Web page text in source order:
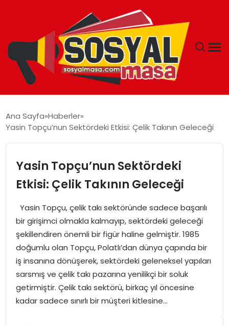
EKONOMI
GÜNCEL
TEKNOLOJI
SPOR
GÜNDEM
MAGAZIN
Ana Sayfa Haberler
Yasin Topçu’nun Sektördeki Etkisi: Çelik Takının Geleceği
Yasin Topçu’nun Sektördeki
Etkisi: Çelik Takının Geleceği
Yasin Topçu, çelik takı sektöründe sadece başarılı
bir girişimci olmakla kalmayıp, sektördeki geleceği
şekillendiren önemli bir figür haline gelmiştir. 1985
doğumlu olan Topçu, Polatlı’dan dünya çapında bir
iş insanına dönüşerek, sektördeki geleneksel yapıları
sarsmış ve çelik takı pazarına yenilikçi bir soluk
getirmiştir. Çelik takı sektörü, birkaç yıl öncesine
kadar sadece sınırlı bir müşteri kitlesine…